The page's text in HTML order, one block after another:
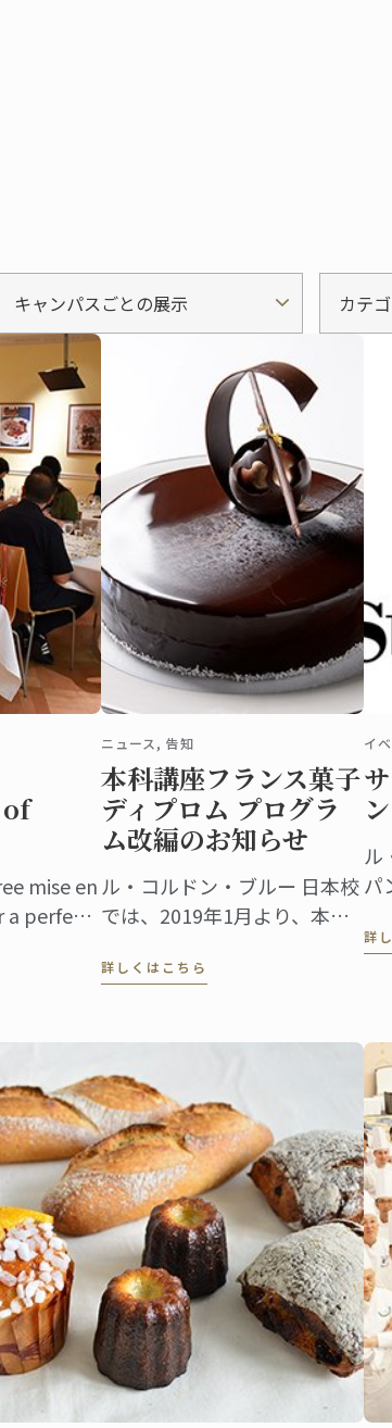
キャンパスごとの展示 カテ
mise en
a perfect
ニュース, 告知
本科講座フランス菓子
ディプロム プログラ
ム改編のお知らせ
ル・コルドン・ブルー 日本校
では、2019年1月より、本科
のプログラムを改編いたしま
たな内容が盛り込まれます。
詳しくはこちら
イ
ル
パ
ッ
ス
ご
詳